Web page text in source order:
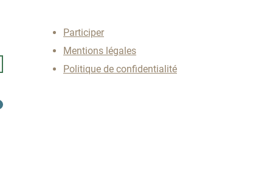
Participer
Mentions légales
Politique de confidentialité